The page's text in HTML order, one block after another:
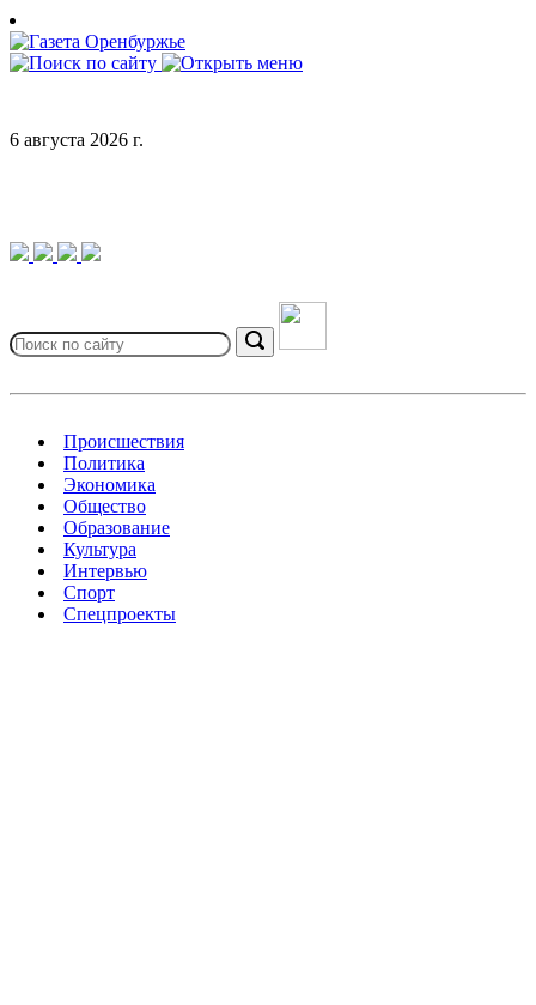
Skip
to
content
6 августа 2026 г.
for:
Search
Происшествия
Политика
Экономика
Общество
Образование
Культура
Интервью
Спорт
Спецпроекты